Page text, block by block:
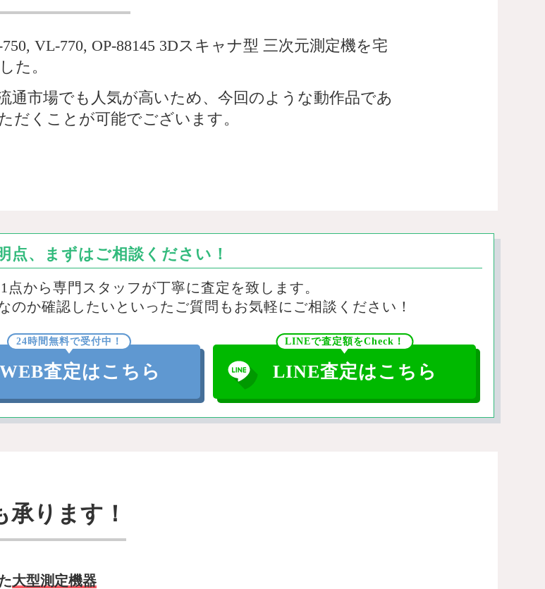
VL-770, OP-88145 3Dスキャナ型 三次元測定機を宅
た。
通市場でも人気が高いため、今回のような動作品であ
だくことが可能でございます。
点、まずはご相談ください！
から専門スタッフが丁寧に査定を致します。
のか確認したいといったご質問もお気軽にご相談ください！
24時間無料で受付中！
WEB査定はこちら
LINEで査定額をCheck！
LINE査定はこちら
ります！
大型測定機器